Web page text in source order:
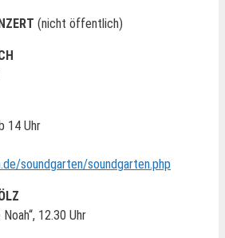
(nicht öffentlich)
14 Uhr
soundgarten/soundgarten.php
12.30 Uhr